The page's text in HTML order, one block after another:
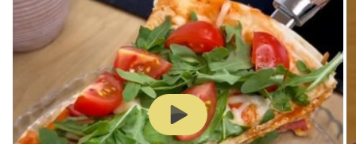
Play